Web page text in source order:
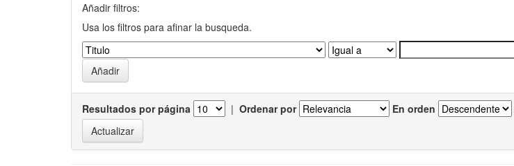
Añadir filtros:
Usa los filtros para afinar la busqueda.
Resultados por página | Ordenar por En orden